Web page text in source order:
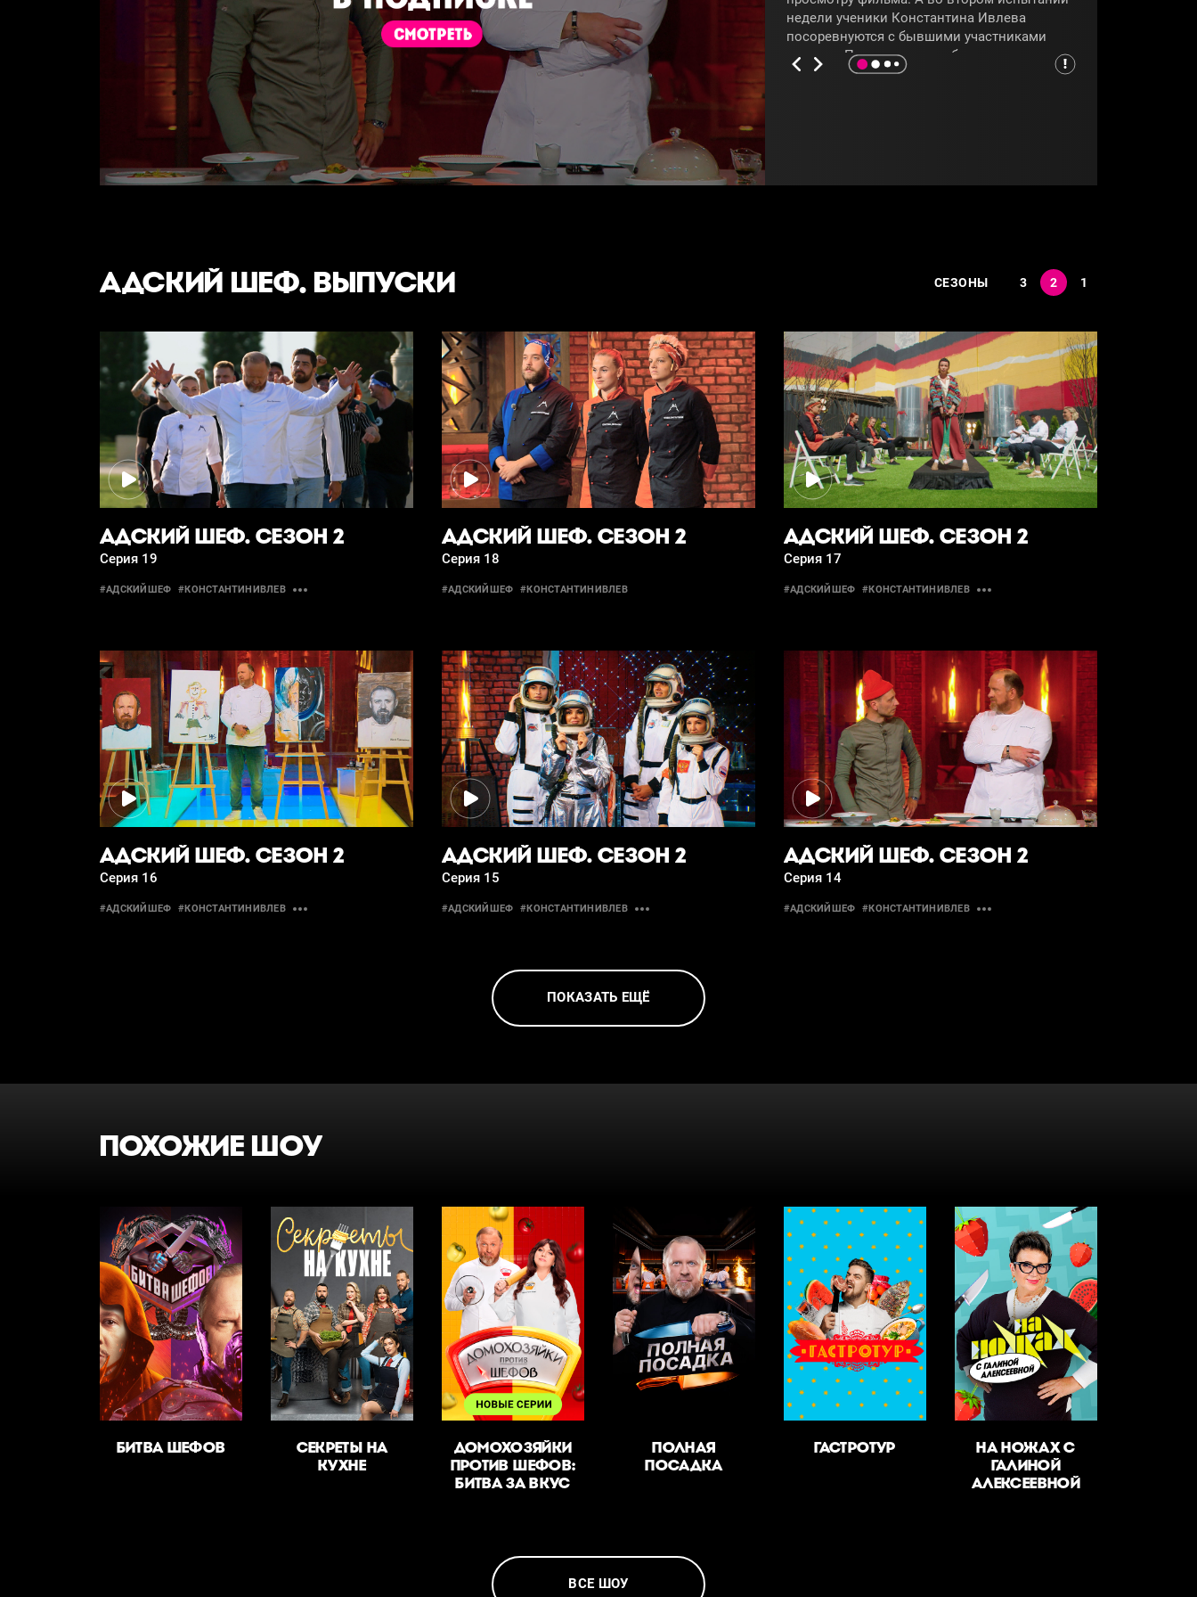
недели ученики Константина Ивлева
посоревнуются с бывшими участниками
проекта. Повара должны будут сделать как
можно больше блюд из
АДСКИЙ ШЕФ. ВЫПУСКИ СЕЗОНЫ 3 2 1
АДСКИЙ ШЕФ. СЕЗОН 2
Серия 19
#АДСКИЙШЕФ #КОНСТАНТИНИВЛЕВ
АДСКИЙ ШЕФ. СЕЗОН 2
Серия 18
#АДСКИЙШЕФ #КОНСТАНТИНИВЛЕВ
АДСКИЙ ШЕФ. СЕЗОН 2
Серия 17
#АДСКИЙШЕФ #КОНСТАНТИНИВЛЕВ
АДСКИЙ ШЕФ. СЕЗОН 2
Серия 16
#АДСКИЙШЕФ #КОНСТАНТИНИВЛЕВ
АДСКИЙ ШЕФ. СЕЗОН 2
Серия 15
#АДСКИЙШЕФ #КОНСТАНТИНИВЛЕВ
АДСКИЙ ШЕФ. СЕЗОН 2
Серия 14
#АДСКИЙШЕФ #КОНСТАНТИНИВЛЕВ
ПОКАЗАТЬ ЕЩЁ
ПОХОЖИЕ ШОУ
БИТВА ШЕФОВ
СЕКРЕТЫ НА
КУХНЕ
ДОМОХОЗЯЙКИ
ПРОТИВ ШЕФОВ:
БИТВА ЗА ВКУС
ПОЛНАЯ
ПОСАДКА
ГАСТРОТУР
НА НОЖАХ С
ГАЛИНОЙ
АЛЕКСЕЕВНОЙ
ВСЕ ШОУ